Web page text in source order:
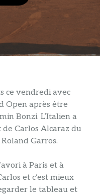
ce vendredi avec
Open après être
Bonzi. L’Italien a
Carlos Alcaraz du
Garros.
à Paris et à
et c’est mieux
le tableau et